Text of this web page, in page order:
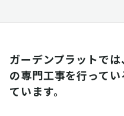
ガーデンプラットで
の専門工事を行ってい
ています。